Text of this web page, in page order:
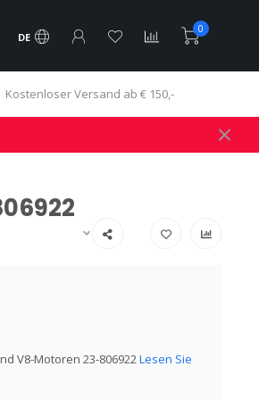
DE
0
Kostenloser Versand ab € 150,-
V8-Motoren 23-806922Lesen Sie